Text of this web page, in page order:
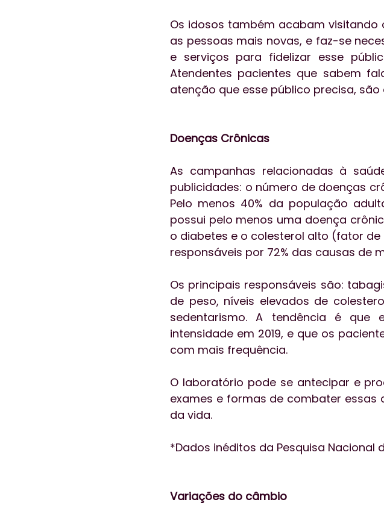
Os idosos também acabam
as pessoas mais novas, e faz-se
e serviços para fidelizar esse
Atendentes pacientes que sabem
atenção que esse público precisa,
Doenças Crônicas
As campanhas relacionadas à
publicidades: o número de doenças
Pelo menos 40% da população
possui pelo menos uma doença
o diabetes e o colesterol alto (fator
responsáveis por 72% das causas de
Os principais responsáveis são:
de peso, níveis elevados de
sedentarismo. A tendência é
intensidade em 2019, e que os
com mais frequência.
O laboratório pode se antecipar e
exames e formas de combater
da vida.
*Dados inéditos da Pesquisa Nacional
Variações do câmbio